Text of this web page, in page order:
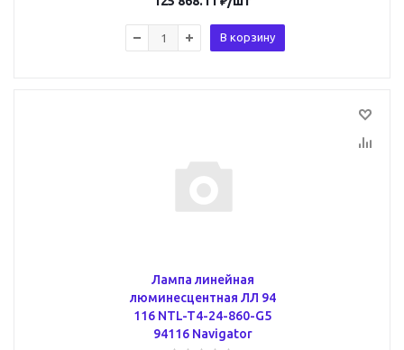
В корзину
Лампа линейная
люминесцентная ЛЛ 94
116 NTL-T4-24-860-G5
94116 Navigator